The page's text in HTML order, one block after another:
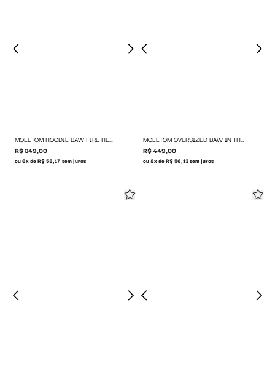
MOLETOM HOODIE BAW FIRE HEART
R$ 349,00
ou 6x de R$ 58,17 sem juros
MOLETOM OVERSIZED BAW IN THE BOX
R$ 449,00
ou 8x de R$ 56,13 sem juros